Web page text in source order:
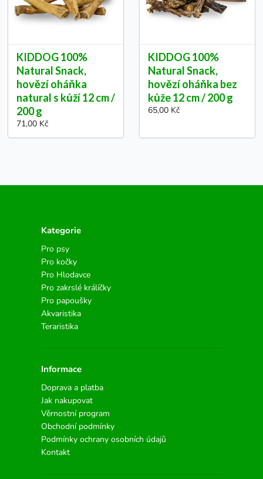
KIDDOG 100%
Natural Snack,
hovězí oháňka
natural s kůží 12 cm /
200 g
71,00 Kč
KIDDOG 100%
Natural Snack,
hovězí oháňka bez
kůže 12 cm / 200 g
65,00 Kč
Kategorie
Pro psy
Pro kočky
Pro Hlodavce
Pro zakrslé králíčky
Pro papoušky
Akvaristika
Teraristika
Informace
Doprava a platba
Jak nakupovat
Věrnostní program
Obchodní podmínky
Podmínky ochrany osobních údajů
Kontakt